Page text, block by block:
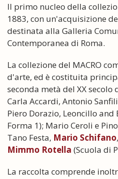
Il primo nucleo della
1883, con un'acquisizione
destinata alla Galleria
Contemporanea di Roma.
La collezione del MACRO
d'arte, ed è costituita
seconda metà del XX
Carla Accardi, Antonio
Piero Dorazio, Leoncillo and
Forma 1); Mario Ceroli e
Tano Festa, Mario Schifano
Mimmo Rotella (Scuola di
La raccolta comprende